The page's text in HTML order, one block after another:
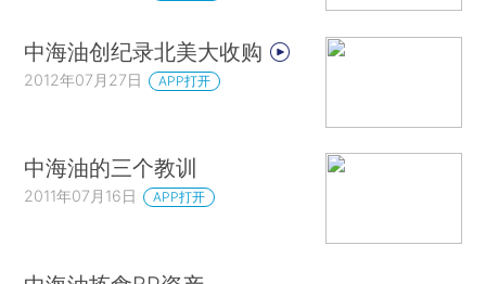
中海油创纪录北美大收购
2012年07月27日 APP打开
中海油的三个教训
2011年07月16日 APP打开